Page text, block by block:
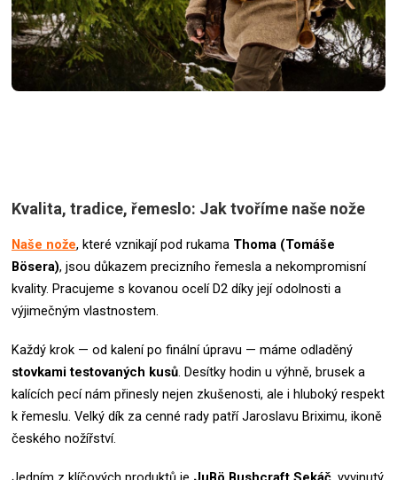
Kvalita, tradice, řemeslo: Jak tvoříme naše nože
Naše nože, které vznikají pod rukama Thoma (Tomáše
Bösera), jsou důkazem precizního řemesla a nekompromisní
kvality. Pracujeme s kovanou ocelí D2 díky její odolnosti a
výjimečným vlastnostem.
Každý krok — od kalení po finální úpravu — máme odladěný
stovkami testovaných kusů. Desítky hodin u výhně, brusek a
kalících pecí nám přinesly nejen zkušenosti, ale i hluboký respekt
k řemeslu. Velký dík za cenné rady patří Jaroslavu Briximu, ikoně
českého nožířství.